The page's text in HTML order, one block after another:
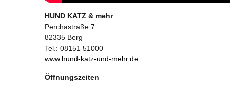
HUND KATZ & mehr
Perchastraße 7
82335 Berg
Tel.: 08151 51000
www.hund-katz-und-mehr.de
Öffnungszeiten